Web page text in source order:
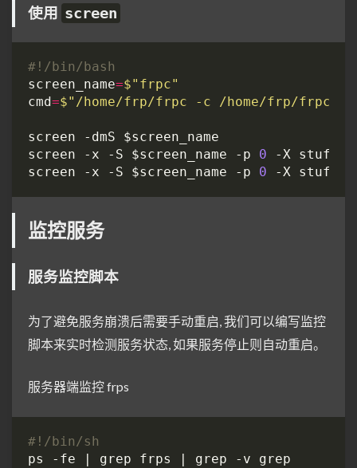
使用 screen
screen_name=$"frpc"
cmd=$"/home/frp/frpc -c /home/frp/
screen -x -S $screen_name -p 0 -X stuff
screen -x -S $screen_name -p 0 -X stuff
监控服务
服务监控脚本
为了避免服务崩溃后需要手动重启, 我们可以编写监控
脚本来实时检测服务状态, 如果服务停止则自动重启。
服务器端监控 frps